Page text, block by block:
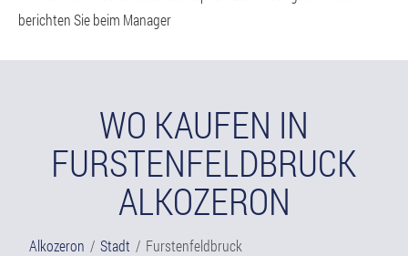
berichten Sie beim Manager
WO KAUFEN IN
FURSTENFELDBRUCK
ALKOZERON
Alkozeron Stadt Furstenfeldbruck